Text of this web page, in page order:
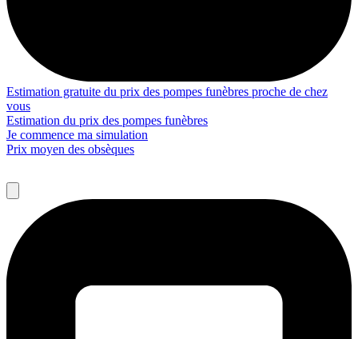
Estimation gratuite du prix des pompes funèbres proche de chez
vous
Estimation du prix des pompes funèbres
Je commence ma simulation
Prix moyen des obsèques